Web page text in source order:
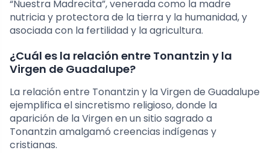
“Nuestra Madrecita”, venerada como la madre
nutricia y protectora de la tierra y la humanidad, y
asociada con la fertilidad y la agricultura.
¿Cuál es la relación entre Tonantzin y la
Virgen de Guadalupe?
La relación entre Tonantzin y la Virgen de Guadalupe
ejemplifica el sincretismo religioso, donde la
aparición de la Virgen en un sitio sagrado a
Tonantzin amalgamó creencias indígenas y
cristianas.